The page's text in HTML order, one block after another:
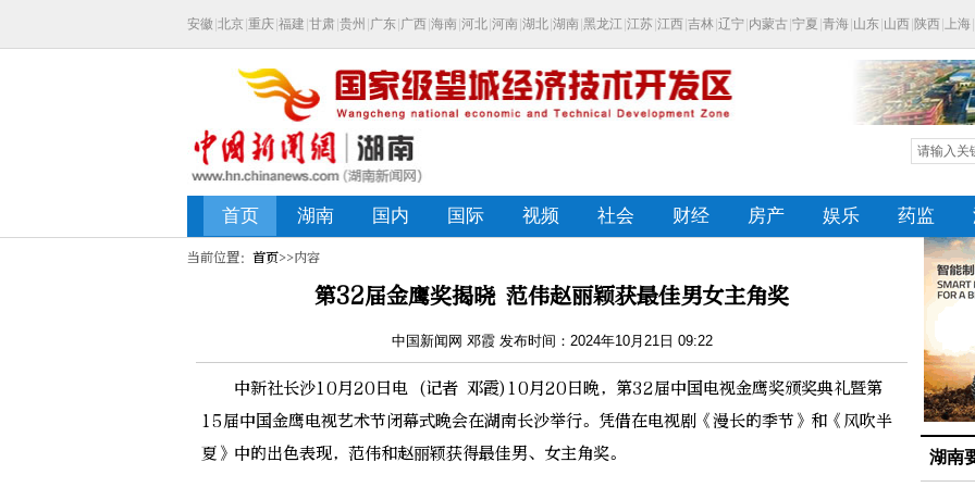
当前位置： 首页>>内容
第32届金鹰奖揭晓 范伟赵丽颖获最佳男女主角奖
中国新闻网 邓霞 发布时间：2024年10月21日 09:22
中新社长沙10月20日电 (记者 邓霞)10月20日晚，第32届中国电视金鹰奖颁奖典礼暨第
15届中国金鹰电视艺术节闭幕式晚会在湖南长沙举行。凭借在电视剧《漫长的季节》和《风吹半
夏》中的出色表现，范伟和赵丽颖获得最佳男、女主角奖。
湖南